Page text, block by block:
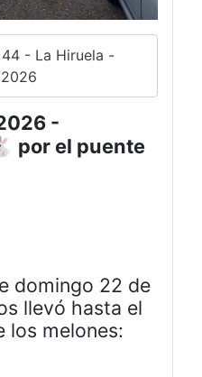
- La Hiruela -
-
por el puente
domingo 22 de
llevó hasta el
los melones: